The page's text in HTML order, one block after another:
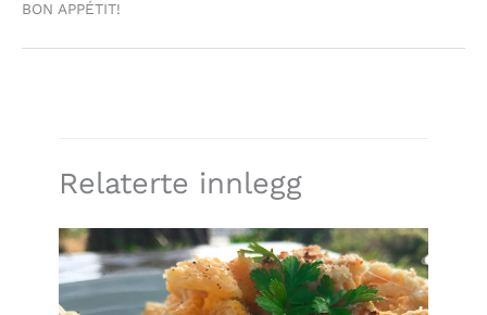
BON APPÉTIT!
Relaterte innlegg